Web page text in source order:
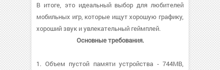
В итоге, это идеальный выбор для любителей
мобильных игр, которые ищут хорошую графику,
хороший звук и увлекательный геймплей.
Основные требования.
1. Объем пустой памяти устройства - 744MB,